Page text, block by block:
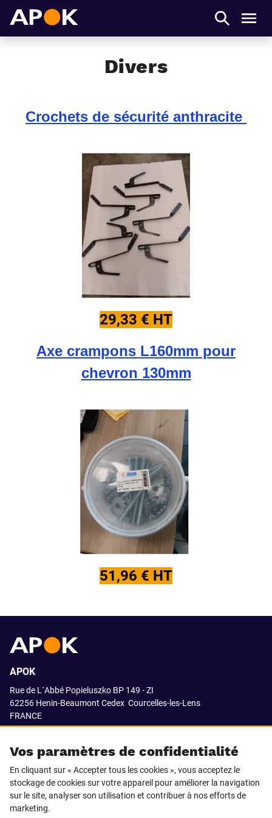
Divers
Crochets de sécurité anthracite
29,33 € HT
Axe crampons L160mm pour
chevron 130mm
51,96 € HT
Vos paramètres de confidentialité
En cliquant sur « Accepter tous les cookies », vous acceptez le
stockage de cookies sur votre appareil pour améliorer la navigation
sur le site, analyser son utilisation et contribuer à nos efforts de
marketing.
APOK
Rue de L´Abbé Popieluszko BP 149 - ZI
62256 Henin-Beaumont Cedex Courcelles-les-Lens
FRANCE
SUIVEZ-NOUS SUR